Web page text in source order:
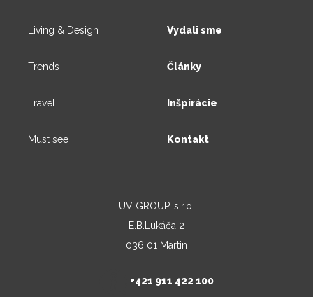
Living & Design
Trends
Travel
Must see
Vydali sme
Články
Inšpirácie
Kontakt
UV GROUP, s.r.o.
E.B.Lukáča 2
036 01 Martin
+421 911 422 100